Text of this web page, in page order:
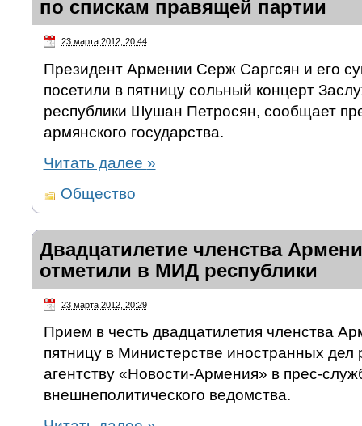
по спискам правящей партии
23 марта 2012, 20:44
Президент Армении Серж Саргсян и его
посетили в пятницу сольный концерт
республики Шушан Петросян, сообщает
армянского государства.
Читать далее »
Общество
Двадцатилетие членства
отметили в МИД республики
23 марта 2012, 20:29
Прием в честь двадцатилетия членства
пятницу в Министерстве иностранных дел
агентству «Новости-Армения» в прес-
внешнеполитического ведомства.